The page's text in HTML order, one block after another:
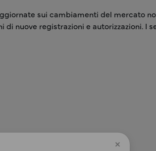
×
sui cambiamenti del mercato
nuove registrazioni e autorizzazioni. I